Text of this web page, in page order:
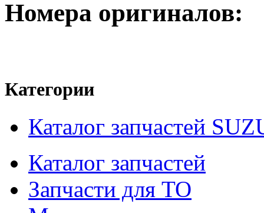
Номера оригиналов:
Категории
Каталог запчастей
Каталог запчастей
Запчасти для ТО